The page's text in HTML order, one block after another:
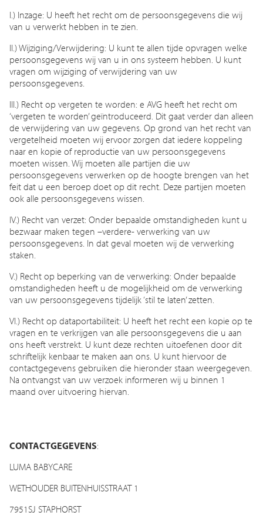
I.) Inzage: U heeft het recht om de persoonsgegevens die wij
van u verwerkt hebben in te zien.
II.) Wijziging/Verwijdering: U kunt te allen tijde opvragen welke
persoonsgegevens wij van u in ons systeem hebben. U kunt
vragen om wijziging of verwijdering van uw
persoonsgegevens.
III.) Recht op vergeten te worden: e AVG heeft het recht om
‘vergeten te worden’ geïntroduceerd. Dit gaat verder dan alleen
de verwijdering van uw gegevens. Op grond van het recht van
vergetelheid moeten wij ervoor zorgen dat iedere koppeling
naar en kopie of reproductie van uw persoonsgegevens
moeten wissen. Wij moeten alle partijen die uw
persoonsgegevens verwerken op de hoogte brengen van het
feit dat u een beroep doet op dit recht. Deze partijen moeten
ook alle persoonsgegevens wissen.
IV.) Recht van verzet: Onder bepaalde omstandigheden kunt u
bezwaar maken tegen –verdere- verwerking van uw
persoonsgegevens. In dat geval moeten wij de verwerking
staken.
V.) Recht op beperking van de verwerking: Onder bepaalde
omstandigheden heeft u de mogelijkheid om de verwerking
van uw persoonsgegevens tijdelijk ‘stil te laten’ zetten.
VI.) Recht op dataportabiliteit: U heeft het recht een kopie op te
vragen en te verkrijgen van alle persoonsgegevens die u aan
ons heeft verstrekt. U kunt deze rechten uitoefenen door dit
schriftelijk kenbaar te maken aan ons. U kunt hiervoor de
contactgegevens gebruiken die hieronder staan weergegeven.
Na ontvangst van uw verzoek informeren wij u binnen 1
maand over uitvoering hiervan.
CONTACTGEGEVENS:
LUMA BABYCARE
WETHOUDER BUITENHUISSTRAAT 1
7951SJ STAPHORST